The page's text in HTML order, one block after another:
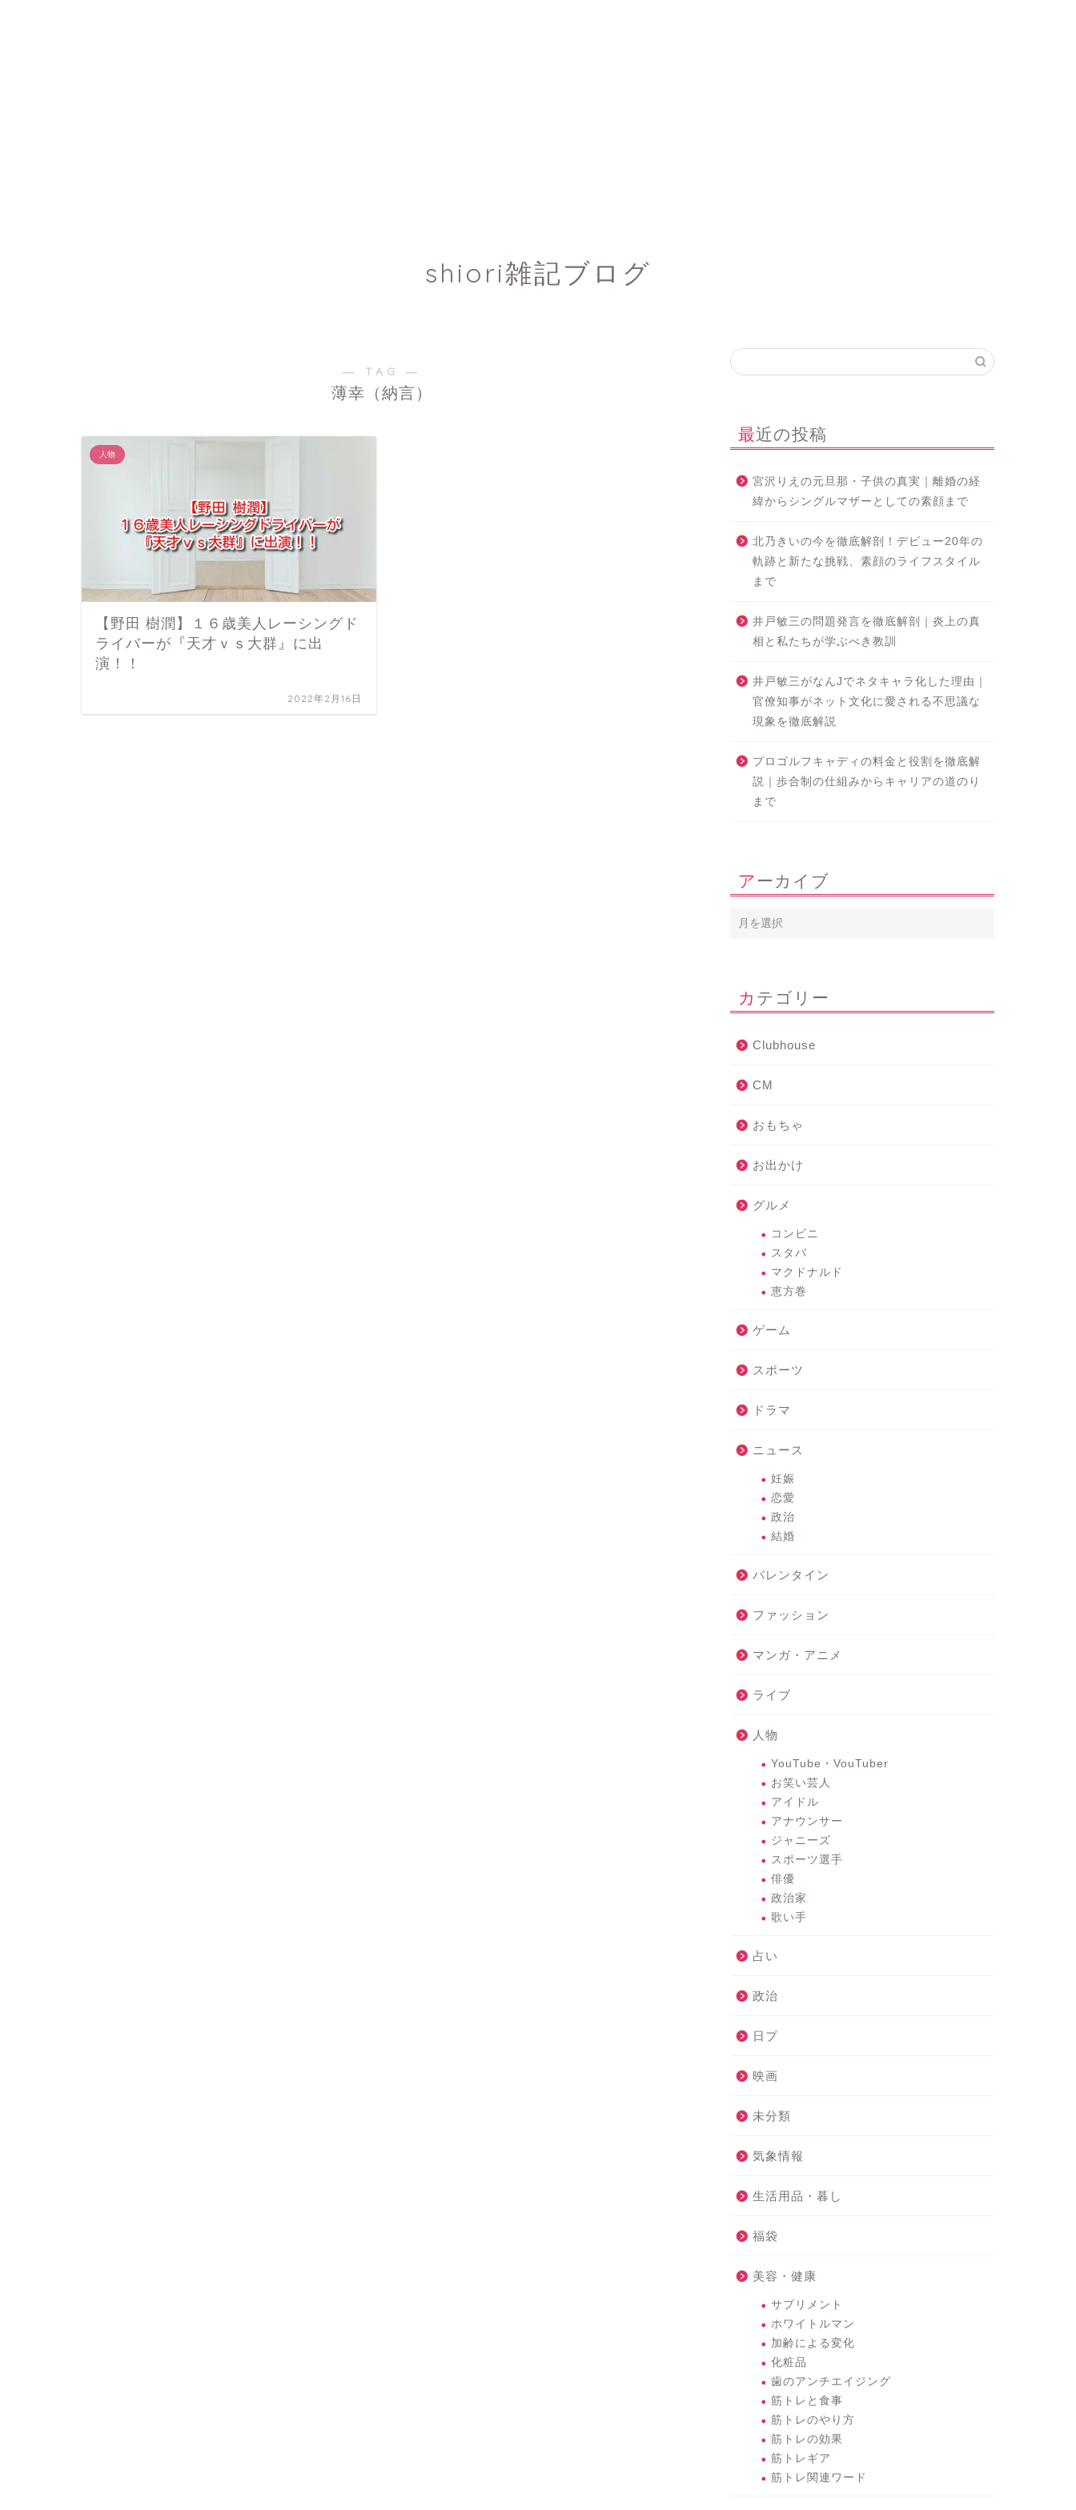
shiori雑記ブログ
― TAG ―
薄幸（納言）
人物
【野田 樹潤】１６歳美人レーシングド
ライバーが『天才ｖｓ大群』に出
演！！
2022年2月16日
最近の投稿
宮沢りえの元旦那・子供の真実｜離婚の経
緯からシングルマザーとしての素顔まで
北乃きいの今を徹底解剖！デビュー20年の
軌跡と新たな挑戦、素顔のライフスタイル
まで
井戸敏三の問題発言を徹底解剖｜炎上の真
相と私たちが学ぶべき教訓
井戸敏三がなんJでネタキャラ化した理由｜
官僚知事がネット文化に愛される不思議な
現象を徹底解説
プロゴルフキャディの料金と役割を徹底解
説｜歩合制の仕組みからキャリアの道のり
まで
アーカイブ
カテゴリー
Clubhouse
CM
おもちゃ
お出かけ
グルメ
コンビニ
スタバ
マクドナルド
恵方巻
ゲーム
スポーツ
ドラマ
ニュース
妊娠
恋愛
政治
結婚
バレンタイン
ファッション
マンガ・アニメ
ライブ
人物
YouTube・VouTuber
お笑い芸人
アイドル
アナウンサー
ジャニーズ
スポーツ選手
俳優
政治家
歌い手
占い
政治
日プ
映画
未分類
気象情報
生活用品・暮し
福袋
美容・健康
サプリメント
ホワイトルマン
加齢による変化
化粧品
歯のアンチエイジング
筋トレと食事
筋トレのやり方
筋トレの効果
筋トレギア
筋トレ関連ワード